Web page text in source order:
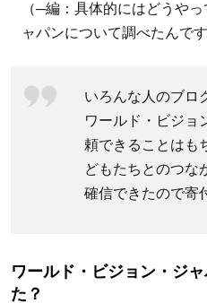
ジョ
ン」。
イメー
2.2
うと
（─編：具体的にはどうや
ャパンについて調べたんです
いろんな人のブロ
ワールド・ビジョ
頼できることはも
どもたちとのつな
確信できたので寄
ワールド・ビジョン・ジ
た？